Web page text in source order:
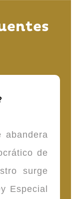
abandera
de
surge
Especial